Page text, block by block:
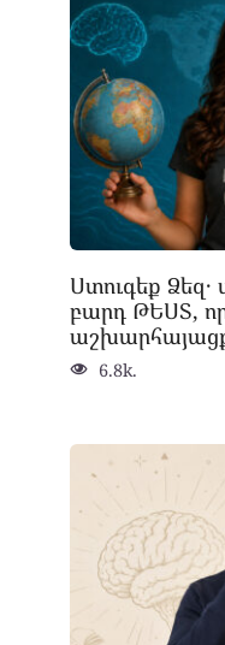
Ստուգեք
բարդ ԹԵՍՏ,
6.8k.